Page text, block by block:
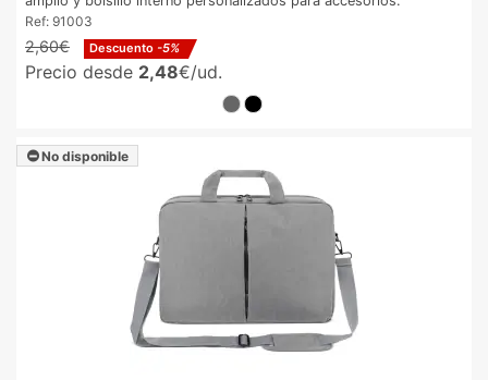
Ref: 91003
2,60€ Descuento -5%
Precio desde 2,48€/ud.
No disponible